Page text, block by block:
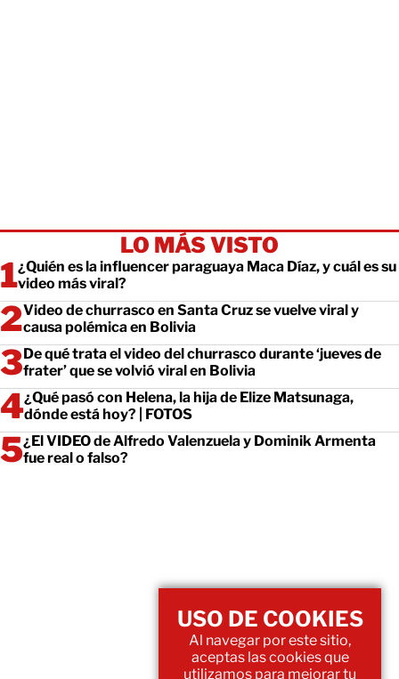
LO MÁS VISTO
¿Quién es la influencer paraguaya Maca Díaz, y cuál es su
video más viral?
Video de churrasco en Santa Cruz se vuelve viral y
causa polémica en Bolivia
De qué trata el video del churrasco durante ‘jueves de
frater’ que se volvió viral en Bolivia
¿Qué pasó con Helena, la hija de Elize Matsunaga,
dónde está hoy? | FOTOS
¿El VIDEO de Alfredo Valenzuela y Dominik Armenta
fue real o falso?
USO DE COOKIES
Al navegar por este sitio,
aceptas las cookies que
utilizamos para mejorar tu